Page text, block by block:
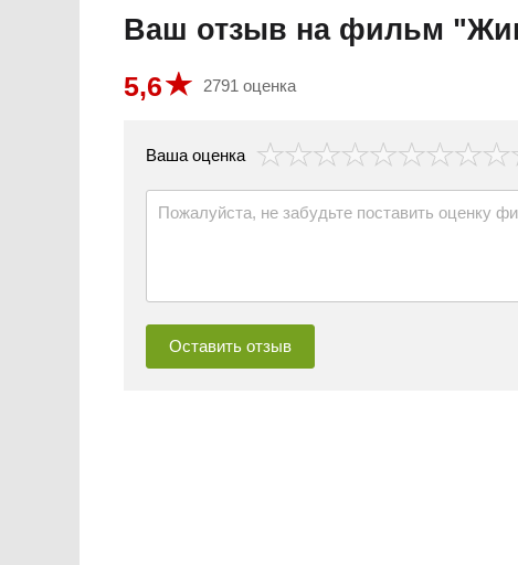
Ваш отзыв на фильм
5,6 2791 оценка
Ваша оценка